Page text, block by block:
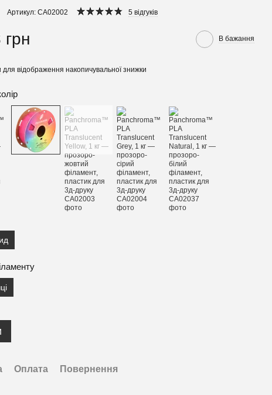
Артикул: CA02002 5 відгуків
В бажання
для відображення накопичувальної знижки
Оплата Повернення